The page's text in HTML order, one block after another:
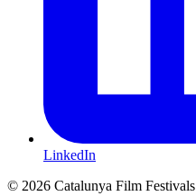
LinkedIn
© 2026 Catalunya Film Festivals